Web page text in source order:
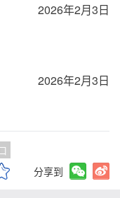
2026年2月3日
年2月3日
分享到